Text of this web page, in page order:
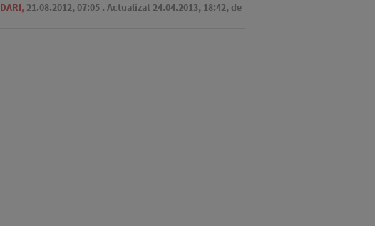
, 21.08.2012, 07:05 . Actualizat 24.04.2013, 18:42, de